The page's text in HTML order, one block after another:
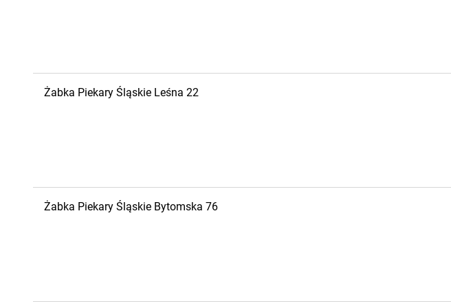
Żabka Piekary Śląskie Leśna 22
Żabka Piekary Śląskie Bytomska 76